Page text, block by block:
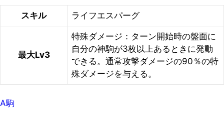
スキル ライフエスパーグ
最大Lv3
特殊ダメージ：ターン開始時の盤面に
自分の神駒が3枚以上あるときに発動
できる。通常攻撃ダメージの90％の特
殊ダメージを与える。
A駒